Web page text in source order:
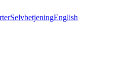
SelvbetjeningEnglish